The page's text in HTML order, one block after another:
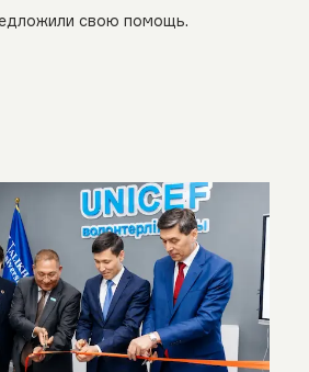
свою помощь.